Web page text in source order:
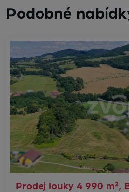
Podobné
Prodej louky 4 990 m²,